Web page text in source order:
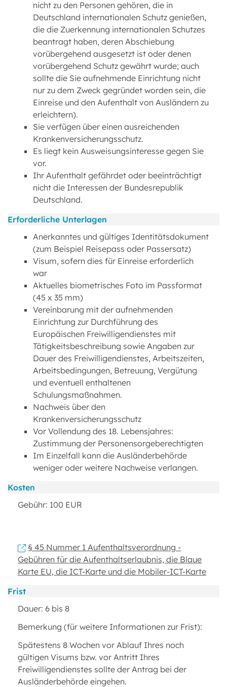
nicht zu den Personen gehören, die in
Deutschland internationalen Schutz genießen,
die die Zuerkennung internationalen Schutzes
beantragt haben, deren Abschiebung
vorübergehend ausgesetzt ist oder denen
vorübergehend Schutz gewährt wurde; auch
sollte die Sie aufnehmende Einrichtung nicht
nur zu dem Zweck gegründet worden sein, die
Einreise und den Aufenthalt von Ausländern zu
erleichtern).
Sie verfügen über einen ausreichenden
Krankenversicherungsschutz.
Es liegt kein Ausweisungsinteresse gegen Sie
vor.
Ihr Aufenthalt gefährdet oder beeinträchtigt
nicht die Interessen der Bundesrepublik
Deutschland.
Erforderliche Unterlagen
Anerkanntes und gültiges Identitätsdokument
(zum Beispiel Reisepass oder Passersatz)
Visum, sofern dies für Einreise erforderlich
war
Aktuelles biometrisches Foto im Passformat
(45 x 35 mm)
Vereinbarung mit der aufnehmenden
Einrichtung zur Durchführung des
Europäischen Freiwilligendienstes mit
Tätigkeitsbeschreibung sowie Angaben zur
Dauer des Freiwilligendienstes, Arbeitszeiten,
Arbeitsbedingungen, Betreuung, Vergütung
und eventuell enthaltenen
Schulungsmaßnahmen.
Nachweis über den
Krankenversicherungsschutz
Vor Vollendung des 18. Lebensjahres:
Zustimmung der Personensorgeberechtigten
Im Einzelfall kann die Ausländerbehörde
weniger oder weitere Nachweise verlangen.
Kosten
Gebühr: 100 EUR
§ 45 Nummer 1 Aufenthaltsverordnung -
Gebühren für die Aufenthaltserlaubnis, die Blaue
Karte EU, die ICT-Karte und die Mobiler-ICT-Karte
Frist
Dauer: 6 bis 8
Bemerkung (für weitere Informationen zur Frist):
Spätestens 8 Wochen vor Ablauf Ihres noch
gültigen Visums bzw. vor Antritt Ihres
Freiwilligendienstes sollte der Antrag bei der
Ausländerbehörde eingehen.